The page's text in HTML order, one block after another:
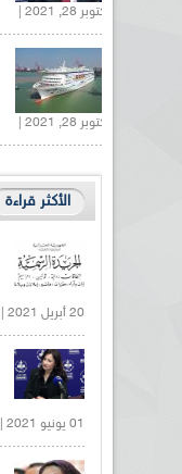
أكتوبر 28, 2021 |
أكتوبر 28, 2021 |
الأكثر قراءة
20 أبريل 2021 |
01 يونيو 2021 |